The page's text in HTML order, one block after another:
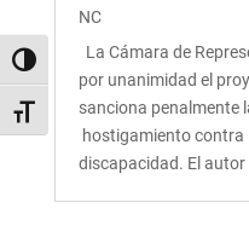
Alternar alto contraste
Alternar tamaño de letra
NC
La Cámara de
por unanimidad el
sanciona penalmente
hostigamiento contra
discapacidad. El autor